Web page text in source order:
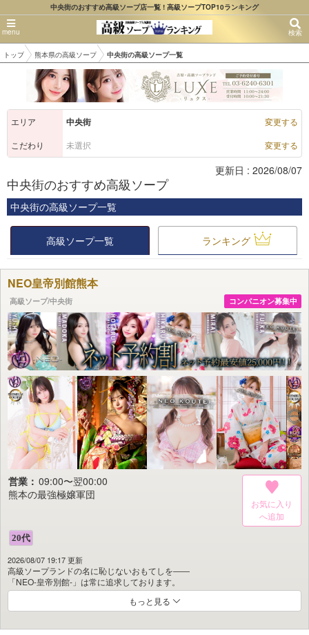
中央街のおすすめ高級ソープ店一覧 ! 高級ソープTOP10ランキング
トップ 熊本県の高級ソープ 中央街の高級ソープ一覧
検索
エリア 中央街
変更する
こだわり
未選択 変更する
更新日 : 2026/08/07
中央街のおすすめ高級ソープ
中央街の高級ソープ一覧
高級ソープ一覧 ランキング
NEO皇帝別館熊本
高級ソープ/中央街 コンパニオン募集中
営業： 09:00〜翌00:00
熊本の最強極嬢軍団
お気に入り
2026/08/07 19:17 更新
高級ソープランドの名に恥じないおもてしを――
「NEO-皇帝別館-」は常に追求しております。
貴方をお迎えするのは厳選に厳選を重ねた、気品あふれる美女たち。
きめ細やかな所作と心を込めた接客で紳士様にふさわしい優雅なひとときをご
もっと見る